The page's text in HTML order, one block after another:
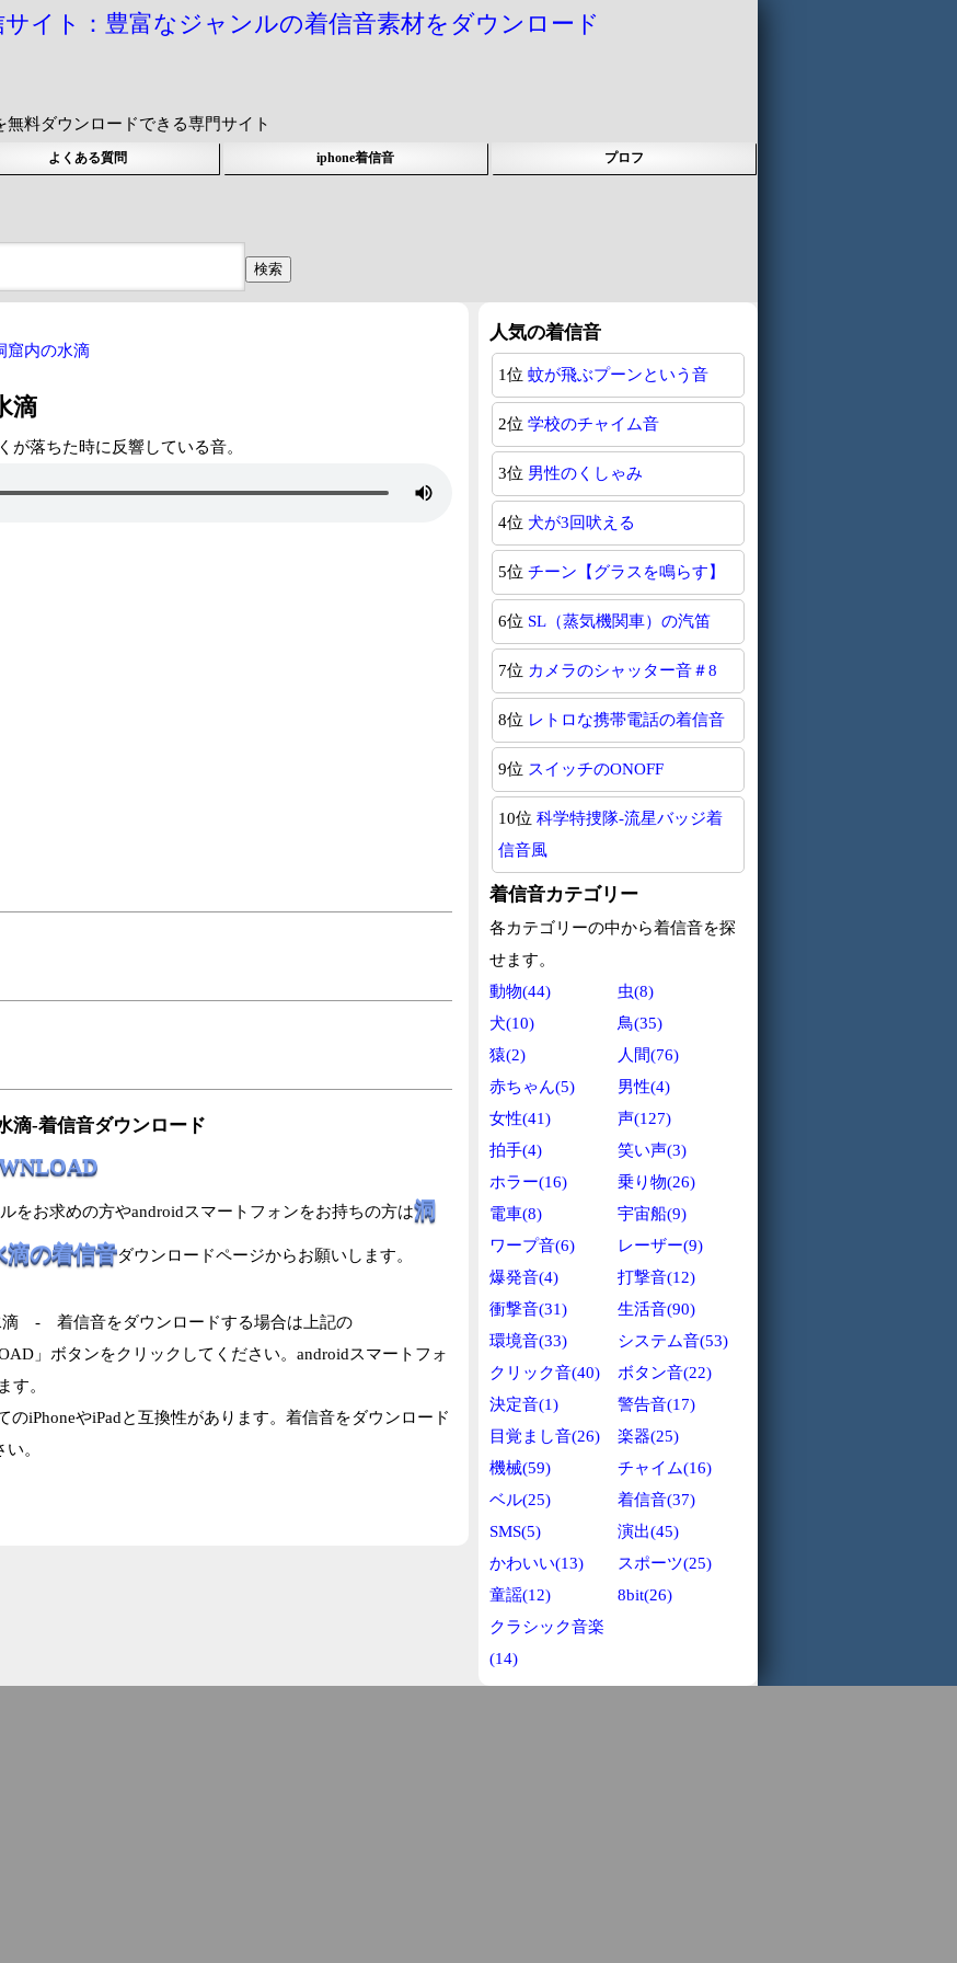
イト：豊富なジャンルの着信音素材をダウンロード
無料ダウンロードできる専門サイト
よくある質問 iphone着信音 プロフ
窟内の水滴
滴
が落ちた時に反響している音。
滴-着信音ダウンロード
をお求めの方やandroidスマートフォンをお持ちの方は洞
滴の着信音ダウンロードページからお願いします。
滴 - 着信音をダウンロードする場合は上記の
」ボタンをクリックしてください。androidスマートフォ
す。
iPhoneやiPadと互換性があります。着信音をダウンロード
。
人気の着信音
1位 蚊が飛ぶプーンという音
2位 学校のチャイム音
3位 男性のくしゃみ
4位 犬が3回吠える
5位 チーン【グラスを鳴らす】
6位 SL（蒸気機関車）の汽笛
7位 カメラのシャッター音＃8
8位 レトロな携帯電話の着信音
9位 スイッチのONOFF
10位 科学特捜隊-流星バッジ着
信音風
着信音カテゴリー
各カテゴリーの中から着信音を探
せます。
動物(44)
虫(8)
犬(10)
鳥(35)
猿(2)
人間(76)
赤ちゃん(5)
男性(4)
女性(41)
声(127)
拍手(4)
笑い声(3)
ホラー(16)
乗り物(26)
電車(8)
宇宙船(9)
ワープ音(6)
レーザー(9)
爆発音(4)
打撃音(12)
衝撃音(31)
生活音(90)
環境音(33)
システム音(53)
クリック音(40)
ボタン音(22)
決定音(1)
警告音(17)
目覚まし音(26)
楽器(25)
機械(59)
チャイム(16)
ベル(25)
着信音(37)
SMS(5)
演出(45)
かわいい(13)
スポーツ(25)
童謡(12)
8bit(26)
クラシック音楽
(14)